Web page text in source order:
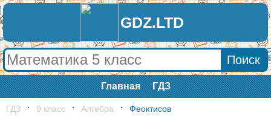
GDZ.LTD
Главная ГДЗ
ГДЗ 9 класс Алгебра Феоктисов